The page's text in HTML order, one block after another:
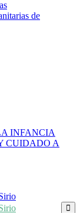
de
INFANCIA
CUIDADO A